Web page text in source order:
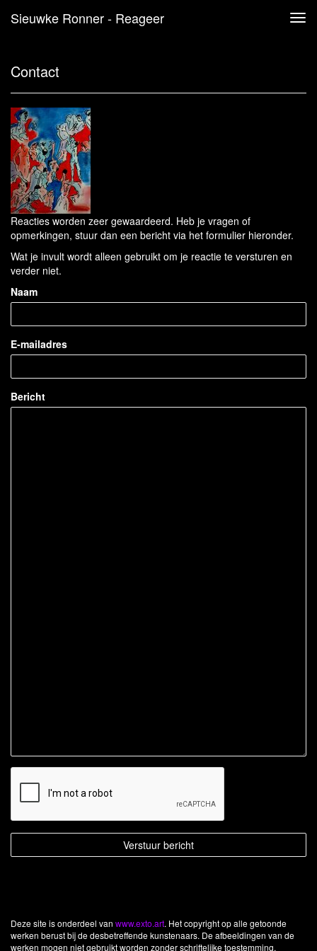
Sieuwke Ronner - Reageer
Contact
Reacties worden zeer gewaardeerd. Heb je vragen of
opmerkingen, stuur dan een bericht via het formulier hieronder.
Wat je invult wordt alleen gebruikt om je reactie te versturen en
verder niet.
Naam
E-mailadres
Bericht
Deze site is onderdeel van www.exto.art. Het copyright op alle getoonde
werken berust bij de desbetreffende kunstenaars. De afbeeldingen van de
werken mogen niet gebruikt worden zonder schriftelijke toestemming.